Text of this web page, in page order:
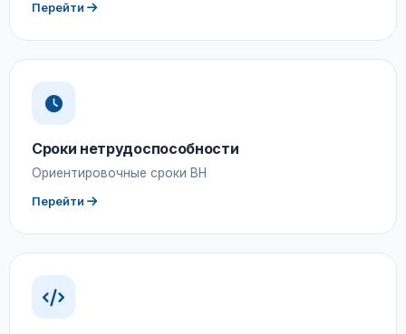
Перейти
Сроки нетрудоспособности
Ориентировочные сроки ВН
Перейти